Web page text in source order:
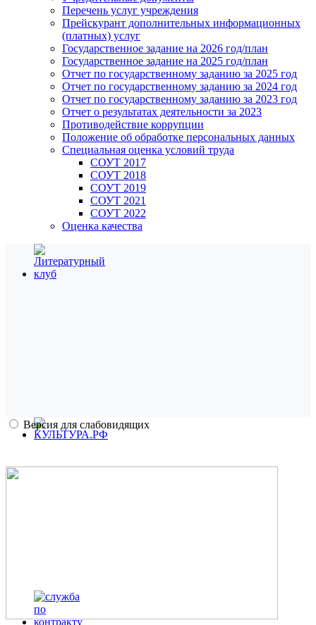
Перечень услуг учреждения
Прейскурант дополнительных информационных
(платных) услуг
Государственное задание на 2026 год/план
Государственное задание на 2025 год/план
Отчет по государственному заданию за 2025 год
Отчет по государственному заданию за 2024 год
Отчет по государственному заданию за 2023 год
Отчет о результатах деятельности за 2023
Противодействие коррупции
Положение об обработке персональных данных
Специальная оценка условий труда
СОУТ 2017
СОУТ 2018
СОУТ 2019
СОУТ 2021
СОУТ 2022
Оценка качества
Версия для слабовидящих